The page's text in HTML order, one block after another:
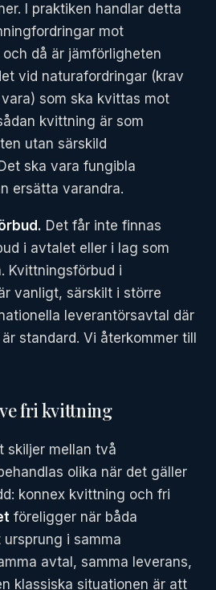
I praktiken handlar detta
mot
då är jämförligheten
vid naturafordringar (krav
som ska kvittas mot
kvittning är som
utan särskild
ska vara fungibla
ersätta varandra.
Det får inte finnas
i avtalet eller i lag som
Kvittningsförbud i
vanligt, särskilt i större
leverantörsavtal där
standard. Vi återkommer till
fri kvittning
skiljer mellan två
olika när det gäller
konnex kvittning och fri
föreligger när båda
i samma
avtal, samma leverans,
klassiska situationen är att